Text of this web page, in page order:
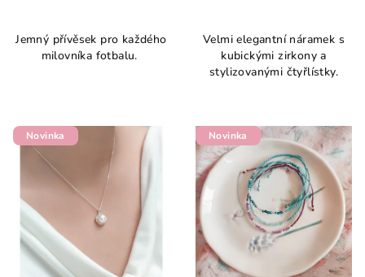
Jemný přívěsek pro každého
milovníka fotbalu.
produktu
je
5,0
hvězdiček.
Velmi elegantní náramek s
kubickými zirkony a
stylizovanými čtyřlístky.
Novinka Novinka